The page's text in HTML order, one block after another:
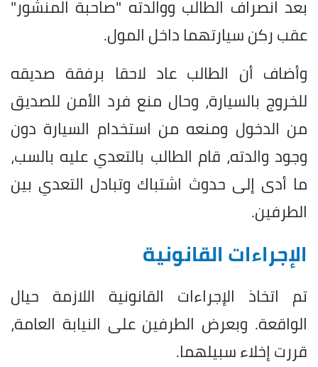
بعد انصراف الطالب ووالدته "صاحبة المنشور"
عقب ركن سيارتهما داخل المول.
وأضاف أن الطالب عاد لاحقا برفقة صديقه
للخروج بالسيارة، وحال منع فرد الأمن للصديق
من الدخول ومنعه من استخدام السيارة دون
وجود والدته، قام الطالب بالتعدي عليه بالسب،
ما أدى إلى حدوث اشتباك وتبادل التعدي بين
الطرفين.
الإجراءات القانونية
تم اتخاذ الإجراءات القانونية اللازمة حيال
الواقعة. وبعرض الطرفين على النيابة العامة،
قررت إخلاء سبيلهما.